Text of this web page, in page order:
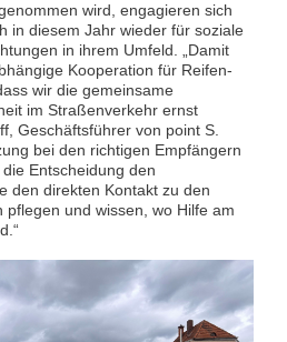
wird, engagieren sich
in diesem Jahr wieder für soziale
in ihrem Umfeld. „Damit
Kooperation für Reifen-
wir die gemeinsame
im Straßenverkehr ernst
Geschäftsführer von point S.
bei den richtigen Empfängern
Entscheidung den
den direkten Kontakt zu den
pflegen und wissen, wo Hilfe am